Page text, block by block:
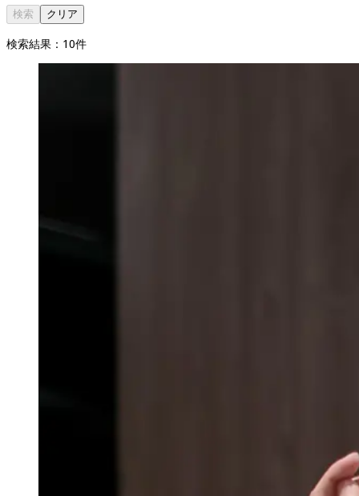
検索 クリア
検索結果： 10件